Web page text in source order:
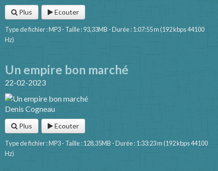
Plus Ecouter
Type de fichier : MP3 - Taille : 93,33MB - Durée : 1:07:55 m (192 kbps 44100
Hz)
Un empire bon marché
22-02-2023
Denis Cogneau
Plus Ecouter
Type de fichier : MP3 - Taille : 128,35MB - Durée : 1:33:23 m (192 kbps 44100
Hz)